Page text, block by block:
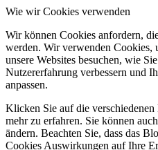
Wie wir Cookies verwenden
Wir können Cookies anfordern,
werden. Wir verwenden Cookies,
unsere Websites besuchen, wie
Nutzererfahrung verbessern und
anpassen.
Klicken Sie auf die
mehr zu erfahren. Sie können
ändern. Beachten Sie, dass das
Cookies Auswirkungen auf Ihre